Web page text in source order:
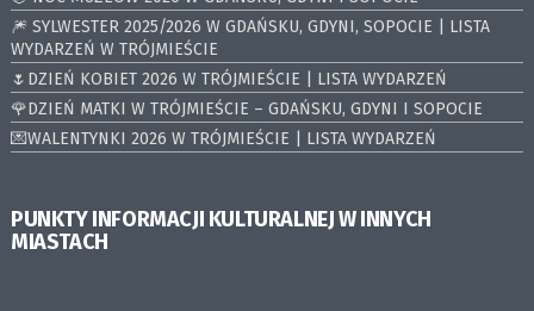
🎆 SYLWESTER 2025/2026 W GDAŃSKU, GDYNI, SOPOCIE | LISTA
WYDARZEŃ W TRÓJMIEŚCIE
🌷DZIEŃ KOBIET 2026 W TRÓJMIEŚCIE | LISTA WYDARZEŃ
🌹DZIEŃ MATKI W TRÓJMIEŚCIE – GDAŃSKU, GDYNI I SOPOCIE
💌WALENTYNKI 2026 W TRÓJMIEŚCIE | LISTA WYDARZEŃ
PUNKTY INFORMACJI KULTURALNEJ W INNYCH
MIASTACH